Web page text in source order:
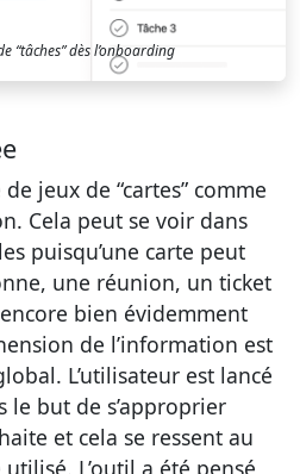
“tâches” dès l’onboarding
jeux de “cartes” comme
Cela peut se voir dans
puisqu’une carte peut
une réunion, un ticket
bien évidemment
de l’information est
L’utilisateur est lancé
le but de s’approprier
et cela se ressent au
L’outil a été pensé